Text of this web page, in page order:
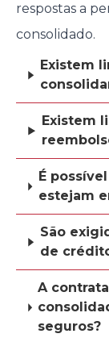
respostas a
consolidado.
Existem
Existem
É
estejam
São
de
A
seguros?